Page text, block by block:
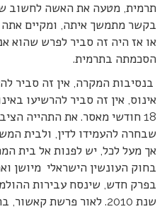
תרמית, מטעה את האשה לחשוב
בקשר מתמשך איתה, ומקיים
או אז היה זה סביר לפרש שהוא
הסכמתה בתרמית.
בנסיבות המקרה, אין זה סביר
אינוס, אין זה סביר להרשיעו
18 חודשי מאסר. את התהייה
שבחרה להעמידו לדין, ולבית
אך מעל לכל, יש לפנות אל בית
בחוק העונשין הישראלי מיושן
בפרק חדש, שינסח עבירות
שנת 2010. לאור פרשת